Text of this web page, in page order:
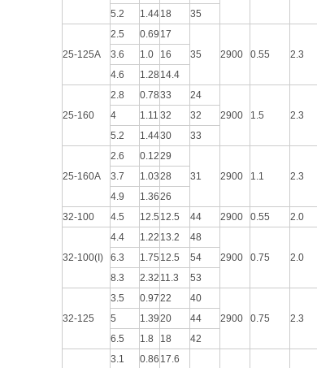
5.2
1.4418 35
25-125A
2.5 0.69 17
35
2900 0.55 2.3
3.6 1.0
16
4.6
1.28 14.4
25-160
2.8 0.7833
24
2900
1.5 2.3
4 1.11 32
32
5.2
1.4430 33
25-160A
2.6 0.1229
31
2900 1.1 2.3
3.7 1.0328
4.9
1.3626
32-100
4.5 12.5 12.5 44 2900 0.55 2.0
32-100(I)
4.4 1.22 13.2
48
2900
0.75 2.0
6.3 1.75 12.5
54
8.3
2.32 11.3 53
32-125
3.5 0.9722
40
2900
0.75 2.3
5 1.3920
44
6.5
1.8 18 42
3.1 0.86 17.6